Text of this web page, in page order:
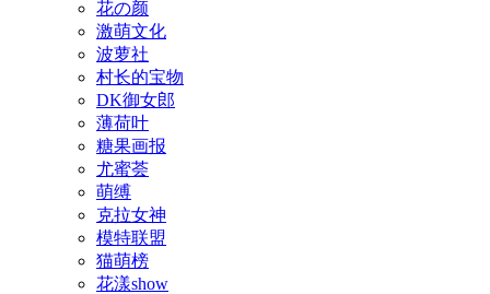
花の颜
激萌文化
波萝社
村长的宝物
DK御女郎
薄荷叶
糖果画报
尤蜜荟
萌缚
克拉女神
模特联盟
猫萌榜
花漾show